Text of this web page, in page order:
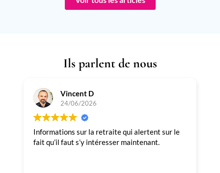
Ils parlent de nous
Vincent D
24/06/2026
Informations sur la retraite qui alertent sur le
fait qu’il faut s’y intéresser maintenant.